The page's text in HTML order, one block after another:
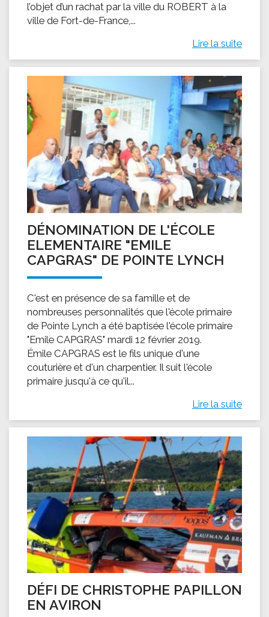
l’objet d’un rachat par la ville du ROBERT à la
ville de Fort-de-France,...
Lire la suite
DÉNOMINATION DE L'ÉCOLE
ELEMENTAIRE "EMILE
CAPGRAS" DE POINTE LYNCH
C'est en présence de sa famille et de
nombreuses personnalités que l'école primaire
de Pointe Lynch a été baptisée l'école primaire
"Emile CAPGRAS" mardi 12 février 2019.
Émile CAPGRAS est le fils unique d'une
couturière et d'un charpentier. Il suit l'école
primaire jusqu'à ce qu'il...
Lire la suite
DÉFI DE CHRISTOPHE PAPILLON
EN AVIRON